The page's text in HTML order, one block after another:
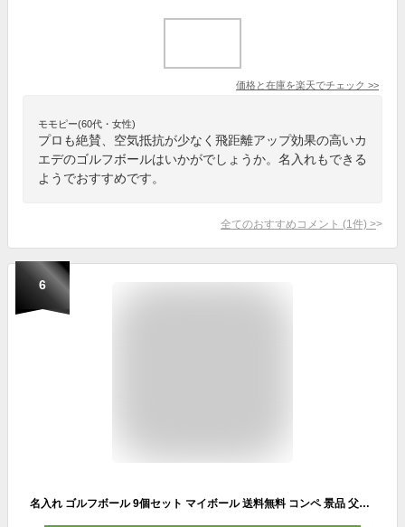
価格と在庫を楽天でチェック >>
モモピー(60代・女性)
プロも絶賛、空気抵抗が少なく飛距離アップ効果の高いカ
エデのゴルフボールはいかがでしょうか。名入れもできる
ようでおすすめです。
全てのおすすめコメント (1 件) >
6
名入れ ゴルフボール 9個セット マイボール 送料無料 コンペ 景品 父の日 敬老の日 誕生日 退職祝い 還暦 お父さん 友達 プレゼント 贈り物 イラスト ギフト かわいい クリスマス バレンタイン